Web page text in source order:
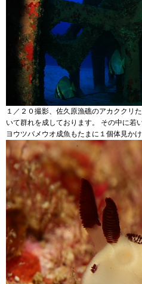
１／２０撮影、佐久原漁礁のアカククリ
いて群れを成しております。 その中に若
ヨウツバメウオ成魚もたまに１個体見かけ